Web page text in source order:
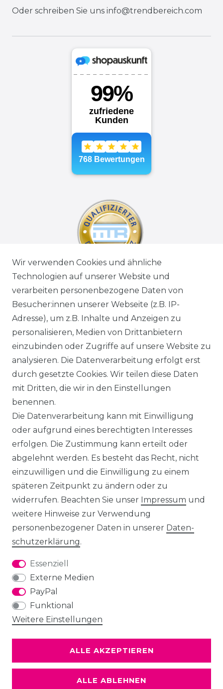
Oder schreiben Sie uns info@trendbereich.com
Wir verwenden Cookies und ähnliche
Technologien auf unserer Website und
verarbeiten personenbezogene Daten von
Besucher:innen unserer Webseite (z.B. IP-
Adresse), um z.B. Inhalte und Anzeigen zu
personalisieren, Medien von Drittanbietern
einzubinden oder Zugriffe auf unsere Website zu
analysieren. Die Datenverarbeitung erfolgt erst
durch gesetzte Cookies. Wir teilen diese Daten
mit Dritten, die wir in den Einstellungen
benennen.
Die Datenverarbeitung kann mit Einwilligung
oder aufgrund eines berechtigten Interesses
erfolgen. Die Zustimmung kann erteilt oder
abgelehnt werden. Es besteht das Recht, nicht
einzuwilligen und die Einwilligung zu einem
späteren Zeitpunkt zu ändern oder zu
widerrufen. Beachten Sie unser Impressum und
weitere Hinweise zur Verwendung
personenbezogener Daten in unserer Daten­
schutz­erklärung.
Essenziell
Externe Medien
PayPal
Funktional
Weitere Einstellungen
ALLE AKZEPTIEREN
ALLE ABLEHNEN